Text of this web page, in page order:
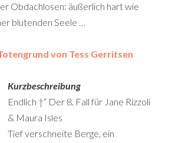
Obdachlosen: äußerlich hart wie
blutenden Seele …
von Tess Gerritsen
Kurzbeschreibung
Endlich †“ Der 8. Fall für Jane Rizzoli
& Maura Isles
Tief verschneite Berge, ein